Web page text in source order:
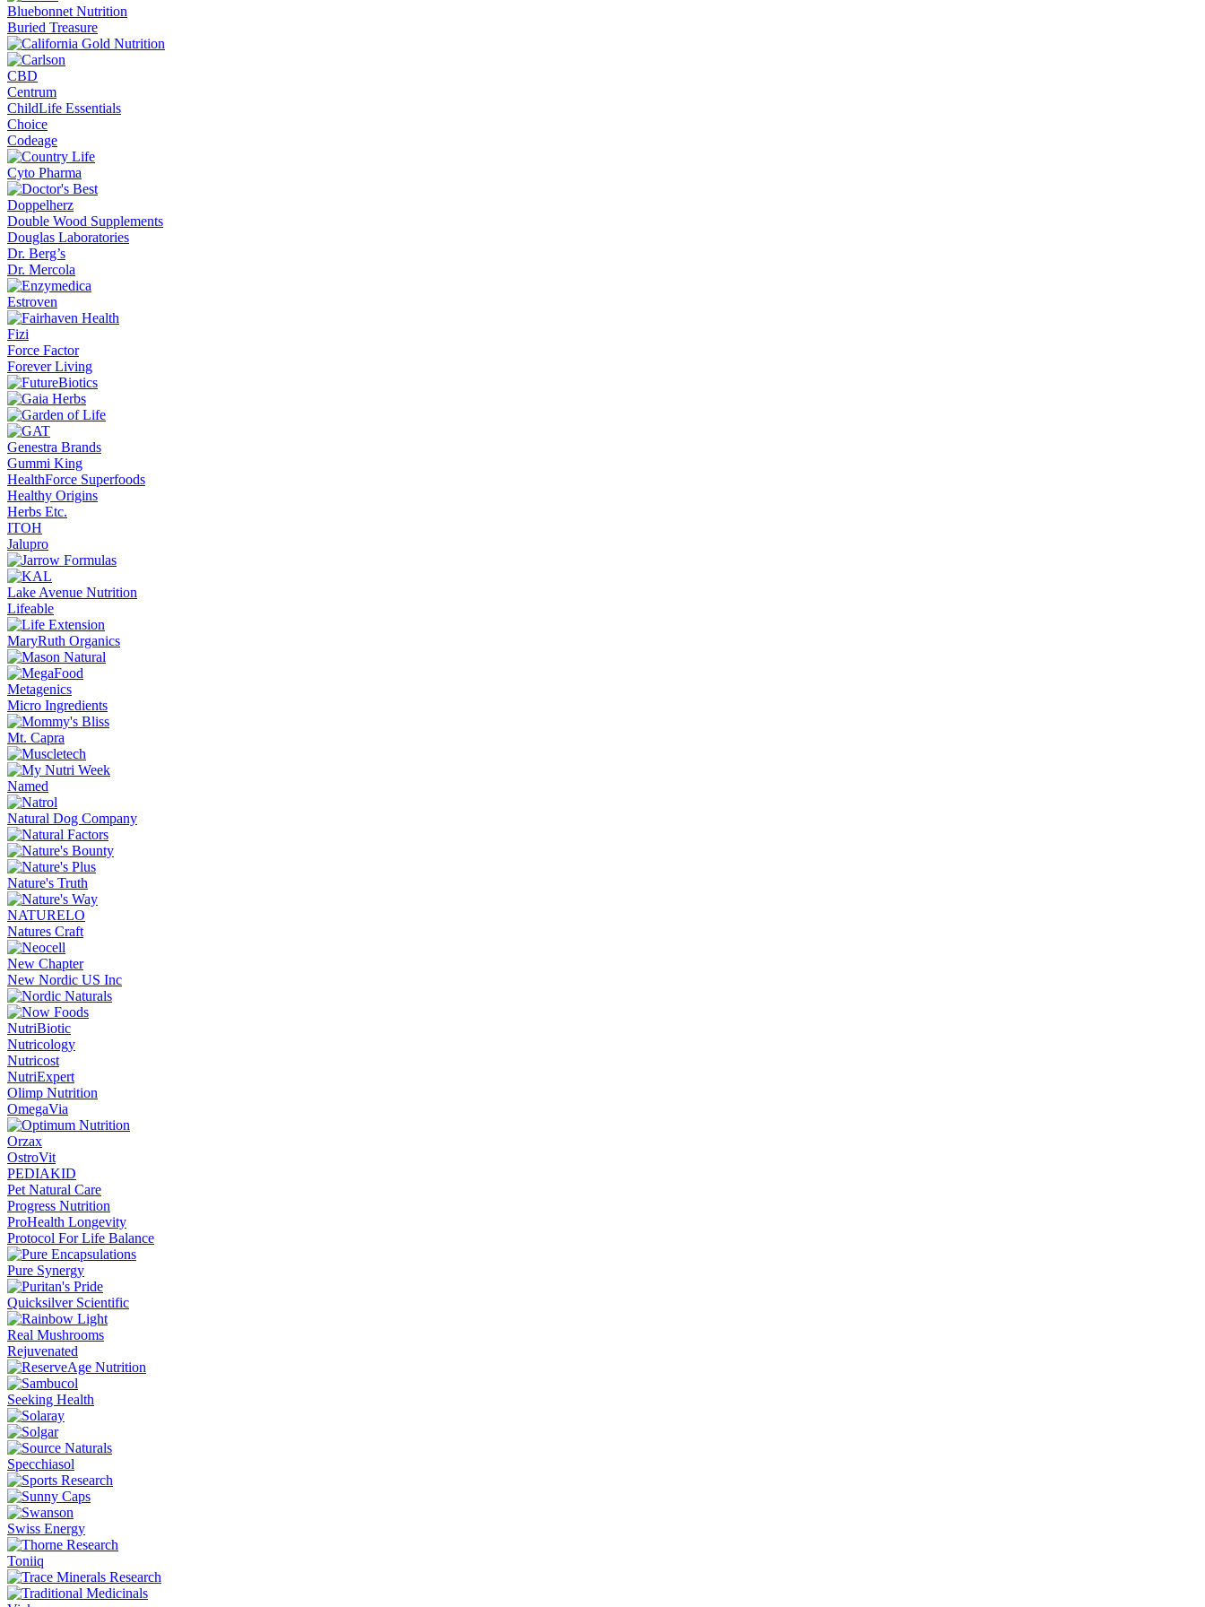
Bluebonnet Nutrition
Buried Treasure
CBD
Centrum
ChildLife Essentials
Choice
Codeage
Cyto Pharma
Doppelherz
Double Wood Supplements
Douglas Laboratories
Dr. Berg’s
Dr. Mercola
Estroven
Fizi
Force Factor
Forever Living
Genestra Brands
Gummi King
HealthForce Superfoods
Healthy Origins
Herbs Etc.
ITOH
Jalupro
Lake Avenue Nutrition
Lifeable
MaryRuth Organics
Metagenics
Micro Ingredients
Mt. Capra
Named
Natural Dog Company
Nature's Truth
NATURELO
Natures Craft
New Chapter
New Nordic US Inc
NutriBiotic
Nutricology
Nutricost
NutriExpert
Olimp Nutrition
OmegaVia
Orzax
OstroVit
PEDIAKID
Pet Natural Care
Progress Nutrition
ProHealth Longevity
Protocol For Life Balance
Pure Synergy
Quicksilver Scientific
Real Mushrooms
Rejuvenated
Seeking Health
Specchiasol
Swiss Energy
Toniiq